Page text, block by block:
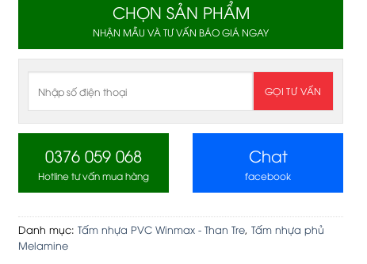
CHỌN SẢN PHẨM
NHẬN MẪU VÀ TƯ VẤN BÁO GIÁ NGAY
0376 059 068
Hotline tư vấn mua hàng
Chat
facebook
Danh mục:Tấm nhựa PVC Winmax - Than Tre,Tấm nhựa phủ
Melamine